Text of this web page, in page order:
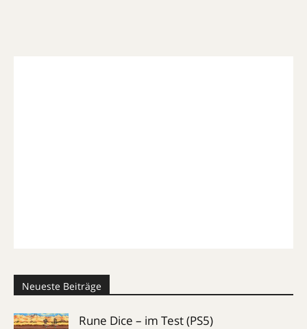
Neueste Beiträge
Rune Dice – im Test (PS5)